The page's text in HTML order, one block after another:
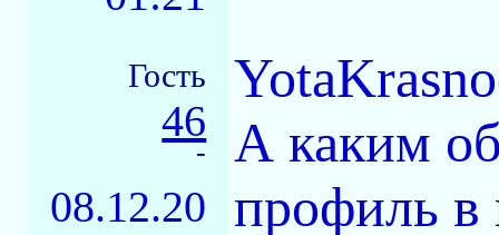
Гость
46
-
08.12.20
А каким
профиль в